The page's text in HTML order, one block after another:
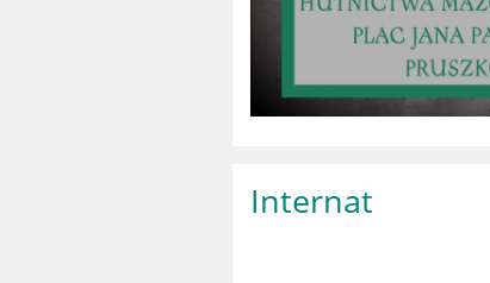
Internat